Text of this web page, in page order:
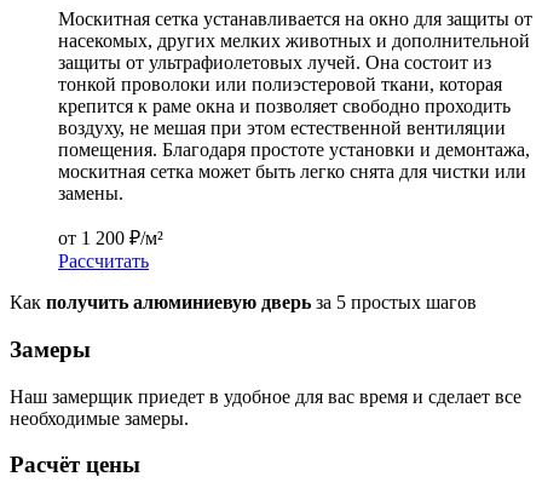
Москитная сетка устанавливается на окно для защиты от
насекомых, других мелких животных и дополнительной
защиты от ультрафиолетовых лучей. Она состоит из
тонкой проволоки или полиэстеровой ткани, которая
крепится к раме окна и позволяет свободно проходить
воздуху, не мешая при этом естественной вентиляции
помещения. Благодаря простоте установки и демонтажа,
москитная сетка может быть легко снята для чистки или
замены.
от 1 200 ₽/м²
Расcчитать
Как получить алюминиевую дверь за 5 простых шагов
Замеры
Наш замерщик приедет в удобное для вас время и сделает все
необходимые замеры.
Расчёт цены